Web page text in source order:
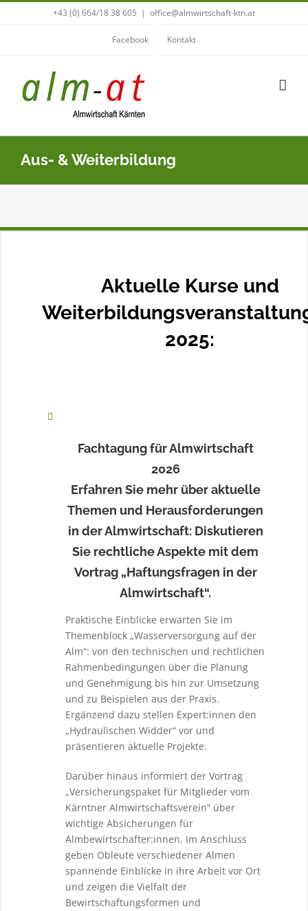
+43 (0) 664/18 38 605 | office@almwirtschaft-ktn.at
Facebook Kontakt
Aus- & Weiterbildung
Aktuelle Kurse und
2025:
Fachtagung für Almwirtschaft
2026
Erfahren Sie mehr über aktuelle
Themen und Herausforderungen
in der Almwirtschaft: Diskutieren
Sie rechtliche Aspekte mit dem
Vortrag „Haftungsfragen in der
Almwirtschaft“.
Praktische Einblicke erwarten Sie im
Themenblock „Wasserversorgung auf der
Alm“: von den technischen und rechtlichen
Rahmenbedingungen über die Planung
und Genehmigung bis hin zur Umsetzung
und zu Beispielen aus der Praxis.
Ergänzend dazu stellen Expert:innen den
„Hydraulischen Widder“ vor und
präsentieren aktuelle Projekte.
Darüber hinaus informiert der Vortrag
„Versicherungspaket für Mitglieder vom
Kärntner Almwirtschaftsverein“ über
wichtige Absicherungen für
Almbewirtschafter:innen. Im Anschluss
geben Obleute verschiedener Almen
spannende Einblicke in ihre Arbeit vor Ort
und zeigen die Vielfalt der
Bewirtschaftungsformen und